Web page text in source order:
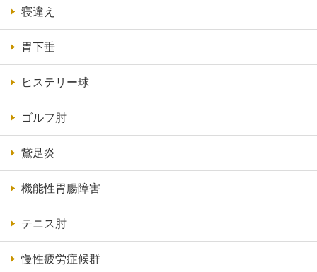
寝違え
胃下垂
ヒステリー球
ゴルフ肘
鵞足炎
機能性胃腸障害
テニス肘
慢性疲労症候群